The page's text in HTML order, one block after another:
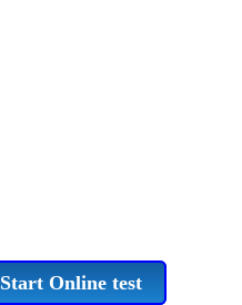
Start Online test